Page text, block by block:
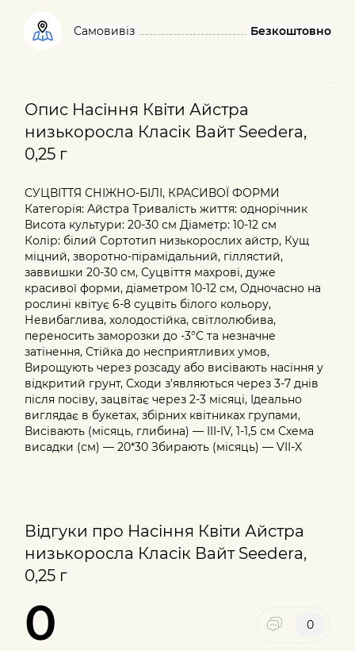
Самовивіз Безкоштовно
Опис Насіння Квіти Айстра
низькоросла Класік Вайт Seedera,
0,25 г
СУЦВІТТЯ СНІЖНО-БІЛІ, КРАСИВОЇ ФОРМИ
Категорія: Айстра Тривалість життя: однорічник
Висота культури: 20-30 см Діаметр: 10-12 см
Колір: білий Сортотип низькорослих айстр, Кущ
міцний, зворотно-пірамі­дальний, гіллястий,
заввишки 20-30 см, Суцвіття махрові, дуже
красивої форми, діаметром 10-12 см, Одночасно на
рослині квітує 6-8 суцвіть білого кольору,
Невибаглива, холодостійка, світлолюбива,
переносить заморозки до -3°С та незначне
затінення, Стійка до несприятливих умов,
Вирощують через розсаду або висівають насіння у
відкритий грунт, Сходи з’являються через 3-7 днів
після посіву, зацвітає через 2-3 місяці, Ідеально
виглядає в букетах, збірних квітниках групами,
Висівають (місяць, глибина) — III-IV, 1-1,5 см Схема
висадки (см) — 20*30 Збирають (місяць) — VII-X
Відгуки про Насіння Квіти Айстра
низькоросла Класік Вайт Seedera,
0,25 г
0 0